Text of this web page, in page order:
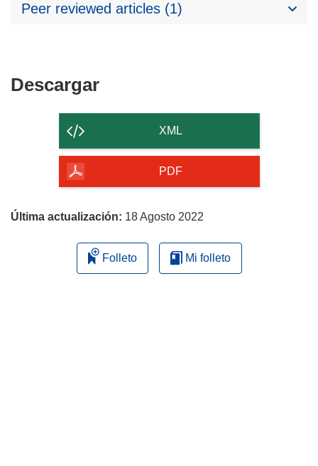
Peer reviewed articles (1)
DescargarDescargar
contenido
de
página
XML
PDF
Última actualización: 18 Agosto 2022
Folleto Mi folleto